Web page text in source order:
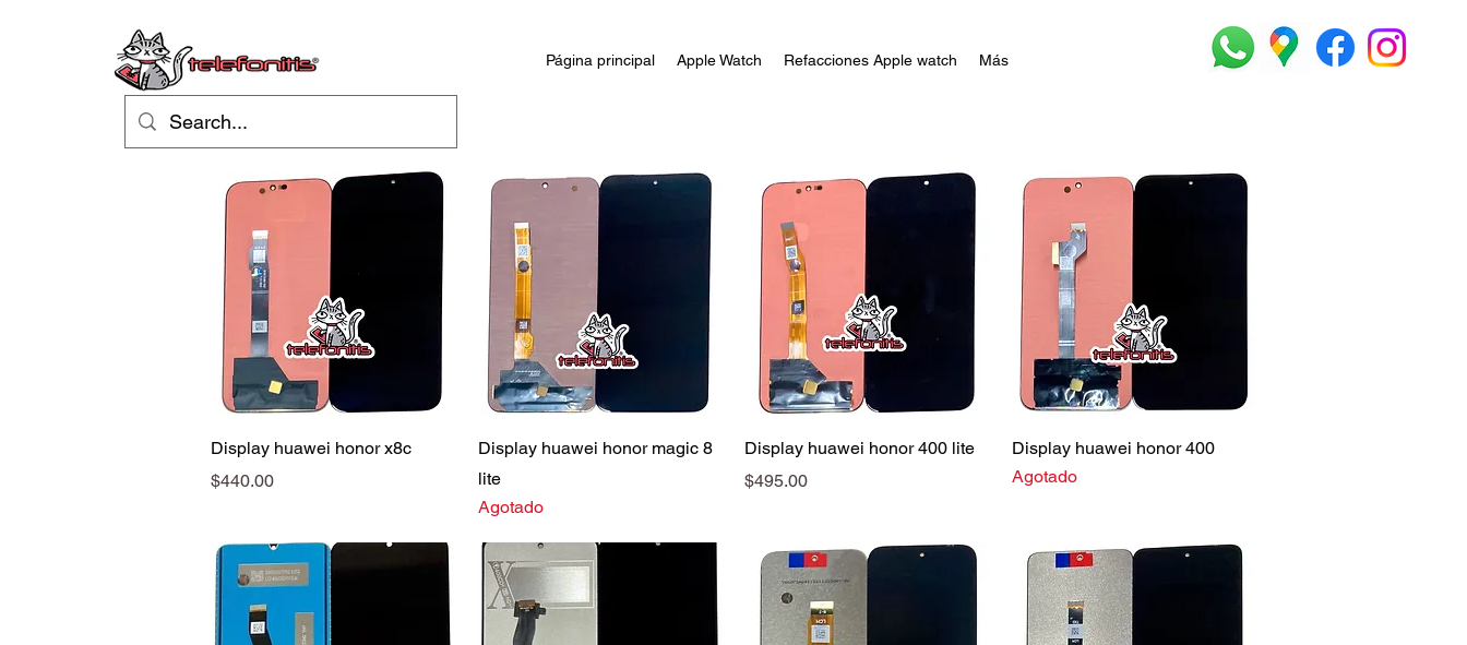
Página principal Apple Watch Refacciones Apple watch Más
Vista rápida
Display huawei honor x8c
Precio
$440.00
Vista rápida
Display huawei honor magic 8
lite
Agotado
Vista rápida
Display huawei honor 400 lite
Precio
$495.00
Vista rápida
Display huawei honor 400
Agotado